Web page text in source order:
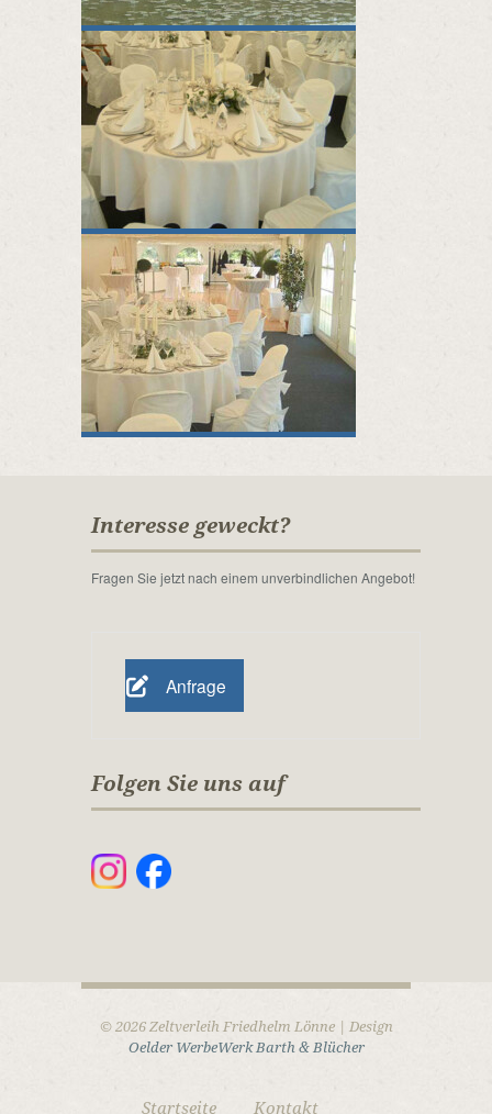
Interesse geweckt?
Fragen Sie jetzt nach einem unverbindlichen Angebot!
Anfrage
Folgen Sie uns auf
© 2026 Zeltverleih Friedhelm Lönne | Design
Oelder WerbeWerk Barth & Blücher
Startseite Kontakt